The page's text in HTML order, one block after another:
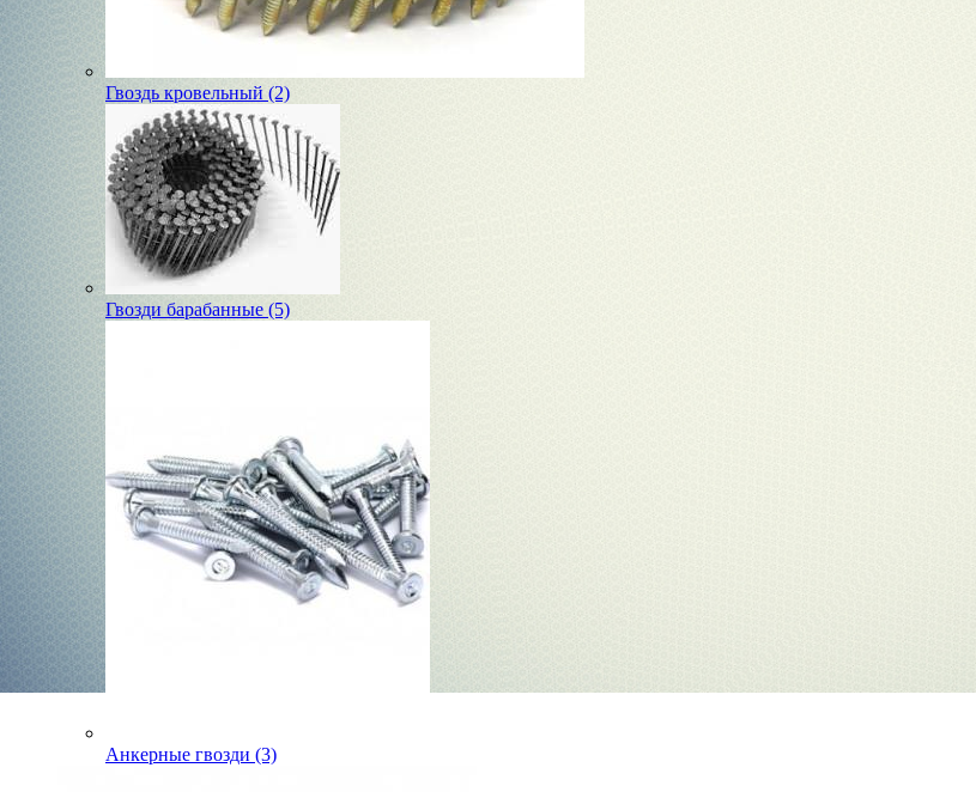
Гвоздь кровельный (2)
Гвозди барабанные (5)
Анкерные гвозди (3)